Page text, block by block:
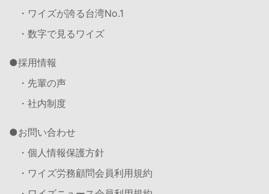
・ワイズが誇る台湾No.1
・数字で見るワイズ
採用情報
・先輩の声
・社内制度
お問い合わせ
・個人情報保護方針
・ワイズ労務顧問会員利用規約